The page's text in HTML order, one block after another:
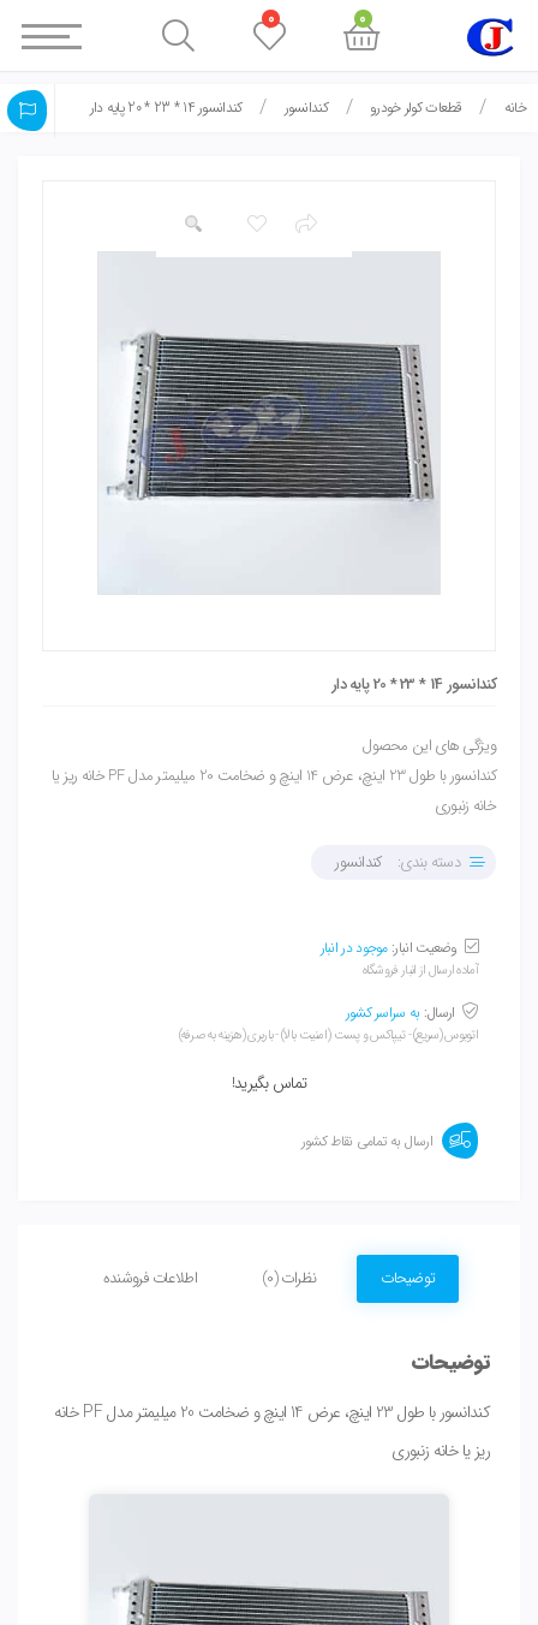
خانه قطعات کولر خودرو کندانسور کندانسور 14 * 23 * 20 پایه دار
کندانسور 14 * 23 * 20 پایه دار
ویژگی های این محصول
کندانسور با طول 23 اینچ، عرض 14 اینچ و ضخامت 20 میلیمتر مدل PF خانه ریز یا
خانه زنبوری
دسته بندی: کندانسور
وضعیت انبار:موجود در انبار
آماده ارسال از انبار فروشگاه
ارسال: به سراسر کشور
اتوبوس (سریع) - تیپاکس و پست (امنیت بالا) - باربری (هزینه به صرفه)
تماس بگیرید!
ارسال به تمامی نقاط کشور
توضیحات نظرات (0) اطلاعات فروشنده
توضیحات
کندانسور با طول 23 اینچ، عرض 14 اینچ و ضخامت 20 میلیمتر مدل PF خانه
ریز یا خانه زنبوری
0
0